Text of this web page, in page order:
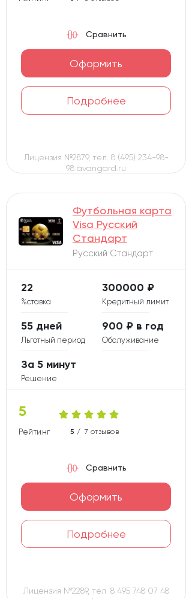
Оформить
Подробнее
Сравнить
Лицензия №2879, тел. 8 (495) 234-98-
98 avangard.ru
Футбольная карта
Visa Русский
Стандарт
Русский Стандарт
5
Рейтинг карты5 / 7 отзывов
%ставка
22
Кредитный лимит
300000 ₽
Льготный период
55 дней
Обслуживание
900 ₽ в год
Решение
За 5 минут
Оформить
Подробнее
Сравнить
Лицензия №2289, тел. 8 495 748 07 48